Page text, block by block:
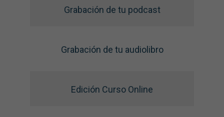
Grabación de tu podcast
Grabación de tu audiolibro
Edición Curso Online